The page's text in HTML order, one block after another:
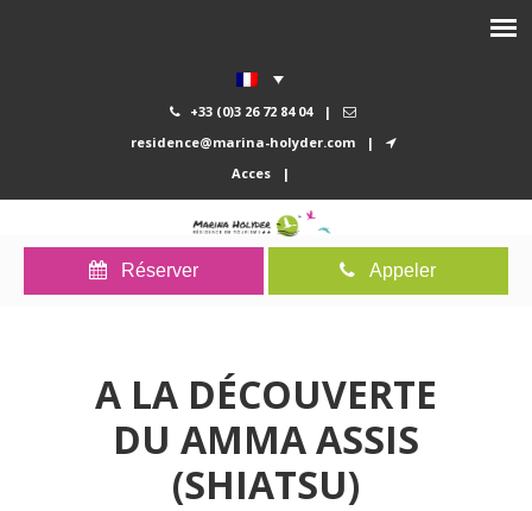
+33 (0)3 26 72 84 04
|
residence@marina-holyder.com
|
Acces
|
Réserver Appeler
A LA DÉCOUVERTE
DU AMMA ASSIS
(SHIATSU)